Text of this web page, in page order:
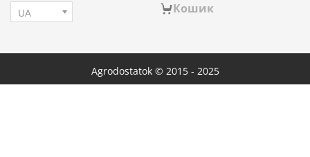
Кошик
Agrodostatok © 2015 - 2025